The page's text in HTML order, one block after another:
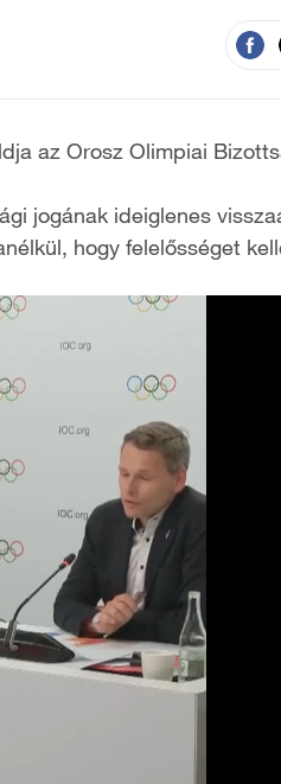
az Orosz Olimpiai
jogának ideiglenes
hogy felelősséget